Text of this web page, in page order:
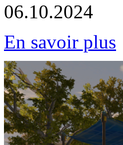
06.10.2024
En savoir plus